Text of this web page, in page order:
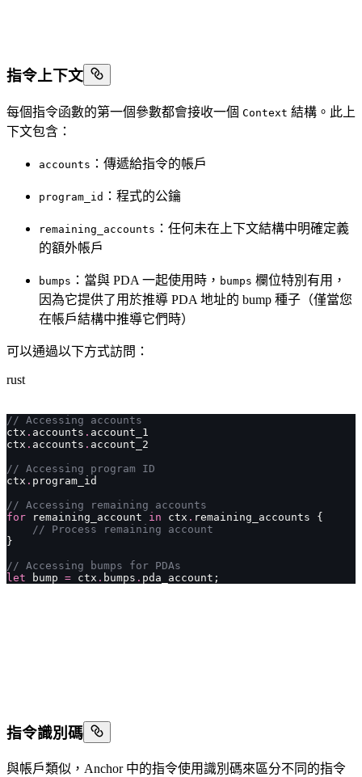
指令上下文
每個指令函數的第一個參數都會接收一個 Context 結構。此上
下文包含：
accounts ：傳遞給指令的帳戶
program_id ：程式的公鑰
remaining_accounts ：任何未在上下文結構中明確定義
的額外帳戶
bumps ：當與 PDA 一起使用時， bumps 欄位特別有用，
因為它提供了用於推導 PDA 地址的 bump 種子（僅當您
在帳戶結構中推導它們時）
可以通過以下方式訪問：
rust
// Accessing accounts
ctx . accounts . account_1
ctx . accounts . account_2
// Accessing program ID
ctx . program_id
// Accessing remaining accounts
for remaining_account in ctx . remaining_accounts {
    // Process remaining account
}
// Accessing bumps for PDAs
let bump = ctx . bumps . pda_account;
指令識別碼
與帳戶類似，Anchor 中的指令使用識別碼來區分不同的指令